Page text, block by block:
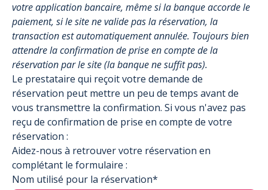
votre application bancaire, même si la banque accorde le
paiement, si le site ne valide pas la réservation, la
transaction est automatiquement annulée. Toujours bien
attendre la confirmation de prise en compte de la
réservation par le site (la banque ne suffit pas).
Le prestataire qui reçoit votre demande de
réservation peut mettre un peu de temps avant de
vous transmettre la confirmation. Si vous n'avez pas
reçu de confirmation de prise en compte de votre
réservation :
Aidez-nous à retrouver votre réservation en
complétant le formulaire :
Nom utilisé pour la réservation*